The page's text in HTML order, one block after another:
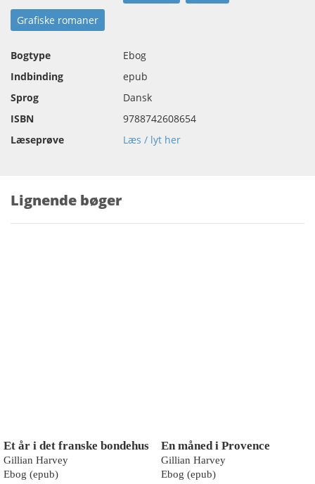
Grafiske romaner
Bogtype
Ebog
Indbinding
epub
Sprog
Dansk
ISBN
9788742608654
Læseprøve
Læs / lyt her
Lignende bøger
Et år i det franske bondehus
Gillian Harvey
Ebog (epub)
En måned i Provence
Gillian Harvey
Ebog (epub)